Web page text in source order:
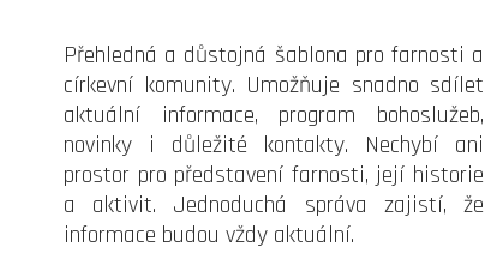
Přehledná a důstojná šablona pro farnosti a
církevní komunity. Umožňuje snadno sdílet
aktuální informace, program bohoslužeb,
novinky i důležité kontakty. Nechybí ani
prostor pro představení farnosti, její historie
a aktivit. Jednoduchá správa zajistí, že
informace budou vždy aktuální.